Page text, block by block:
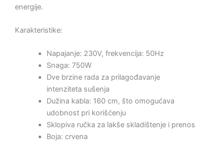
energije.
Karakteristike:
Napajanje: 230V, frekvencija: 50Hz
Snaga: 750W
Dve brzine rada za prilagođavanje
intenziteta sušenja
Dužina kabla: 160 cm, što omogućava
udobnost pri korišćenju
Sklopiva ručka za lakše skladištenje i prenos
Boja: crvena